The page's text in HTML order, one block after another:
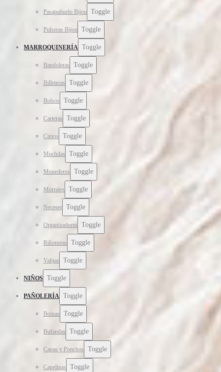
Pasapañuelo Bijou Toggle
Pulseras Bijou Toggle
MARROQUINERÍA Toggle
Bandoleras Toggle
Billeteras Toggle
Bolsos Toggle
Carteras Toggle
Cintos Toggle
Mochilas Toggle
Monederos Toggle
Morrales Toggle
Neceser Toggle
Organizadores Toggle
Riñoneras Toggle
Valijas Toggle
NIÑOS Toggle
PAÑOLERÍA Toggle
Boinas Toggle
Bufandas Toggle
Capas y Ponchos Toggle
Capelinas Toggle